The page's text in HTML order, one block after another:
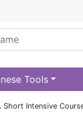
Tools
Intensive